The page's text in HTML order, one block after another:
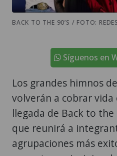
BACK TO THE 90’S / FOTO:
Síguenos en
Los grandes himnos
volverán a cobrar vida
llegada de Back to the
que reunirá a
agrupaciones más